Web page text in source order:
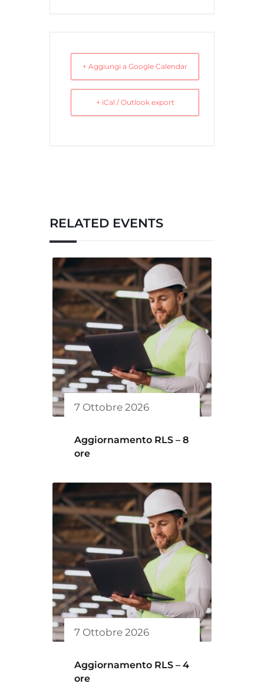
+ Aggiungi a Google Calendar
+ iCal / Outlook export
RELATED EVENTS
7 Ottobre 2026
Aggiornamento RLS – 8
ore
7 Ottobre 2026
Aggiornamento RLS – 4
ore